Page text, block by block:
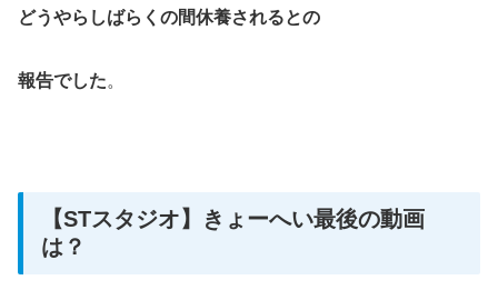
どうやらしばらくの間休養されるとの
報告でした。
【STスタジオ】きょーへい最後の動画
は？